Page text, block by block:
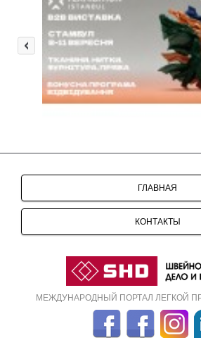
ГЛАВНАЯ
КОНТАКТЫ
МЕЖДУНАРОДНЫЙ ПОРТАЛ ЛЕГКОЙ